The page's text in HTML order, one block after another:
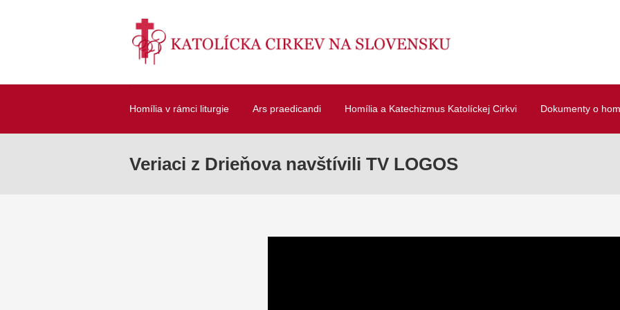
Homília v rámci liturgie Ars praedicandi Homília a Katechizmus Katolíckej Cirkvi Dokumenty o
Veriaci z Drieňova navštívili TV LOGOS